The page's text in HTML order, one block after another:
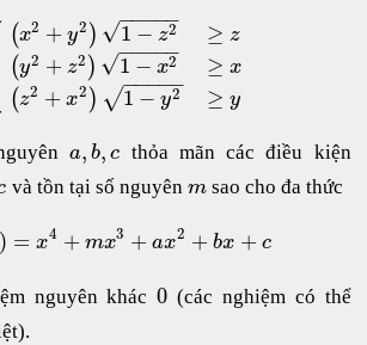
(x2 + y2 ) 1 − z2
− −
−−−
√
(y2 + z2 ) 1 − x2
− −
−−−
√
(z2 + x2 ) 1 − y2
− −
−−−
√
≥ z
≥ x
≥ y
a, b, c thỏa mãn các điều kiện
và tồn tại số nguyênm sao cho đa thức
) = x4 + mx3 + ax2 + bx + c
nguyên khác0 (các nghiệm có thể